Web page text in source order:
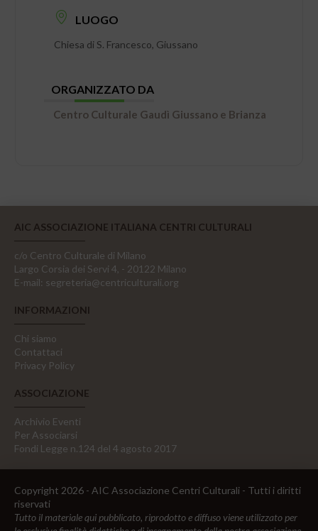
LUOGO
Chiesa di S. Francesco, Giussano
ORGANIZZATO DA
Centro Culturale Gaudì Giussano e Brianza
AIC ASSOCIAZIONE ITALIANA CENTRI CULTURALI
c/o Centro Culturale di Milano
Largo Corsia dei Servi 4, - 20122 Milano
E-mail: segreteria@centriculturali.org
INFORMAZIONI
Chi siamo
Contattaci
Privacy Policy
ASSOCIAZIONE
Archivio Eventi
Per Associarsi
Fondi Legge n.124 del 4 agosto 2017
Copyright 2026 - AIC Associazione Centri Culturali - Tutti i diritti
riservati
Tutto il materiale qui pubblicato, riprodotto e diffuso viene utilizzato per